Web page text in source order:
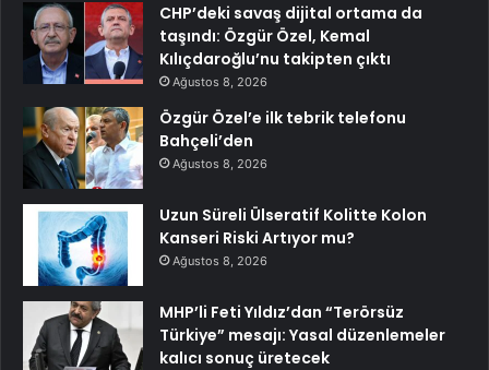
CHP’deki savaş dijital ortama da
taşındı: Özgür Özel, Kemal
Kılıçdaroğlu’nu takipten çıktı
Ağustos 8, 2026
Özgür Özel’e ilk tebrik telefonu
Bahçeli’den
Ağustos 8, 2026
Uzun Süreli Ülseratif Kolitte Kolon
Kanseri Riski Artıyor mu?
Ağustos 8, 2026
MHP’li Feti Yıldız’dan “Terörsüz
Türkiye” mesajı: Yasal düzenlemeler
kalıcı sonuç üretecek